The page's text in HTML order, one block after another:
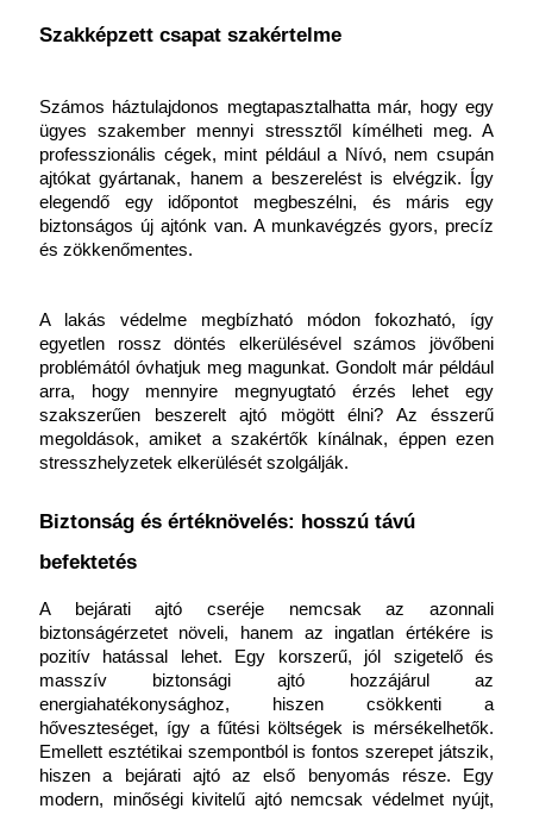
Szakképzett csapat szakértelme
Számos háztulajdonos megtapasztalhatta már, hogy egy
ügyes szakember mennyi stressztől kímélheti meg. A
professzionális cégek, mint például a Nívó, nem csupán
ajtókat gyártanak, hanem a beszerelést is elvégzik. Így
elegendő egy időpontot megbeszélni, és máris egy
biztonságos új ajtónk van. A munkavégzés gyors, precíz
és zökkenőmentes.
A lakás védelme megbízható módon fokozható, így
egyetlen rossz döntés elkerülésével számos jövőbeni
problémától óvhatjuk meg magunkat. Gondolt már például
arra, hogy mennyire megnyugtató érzés lehet egy
szakszerűen beszerelt ajtó mögött élni? Az ésszerű
megoldások, amiket a szakértők kínálnak, éppen ezen
stresszhelyzetek elkerülését szolgálják.
Biztonság és értéknövelés: hosszú távú
befektetés
A bejárati ajtó cseréje nemcsak az azonnali
biztonságérzetet növeli, hanem az ingatlan értékére is
pozitív hatással lehet. Egy korszerű, jól szigetelő és
masszív biztonsági ajtó hozzájárul az
energiahatékonysághoz, hiszen csökkenti a
hőveszteséget, így a fűtési költségek is mérsékelhetők.
Emellett esztétikai szempontból is fontos szerepet játszik,
hiszen a bejárati ajtó az első benyomás része. Egy
modern, minőségi kivitelű ajtó nemcsak védelmet nyújt,